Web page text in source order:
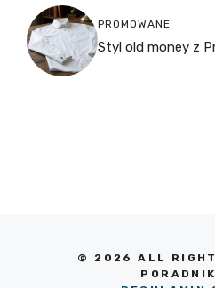
PROMOWANE
Styl old money z
© 2026 ALL